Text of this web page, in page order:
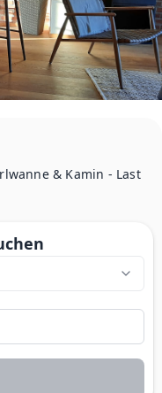
& Kamin - Last